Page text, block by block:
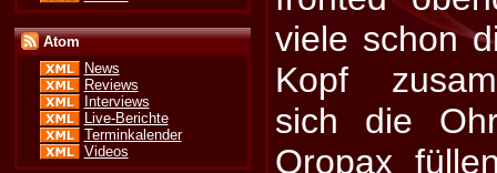
Atom
News
Reviews
Interviews
Live-Berichte
Terminkalender
Videos
viele schon
Kopf
sich die
Oropax